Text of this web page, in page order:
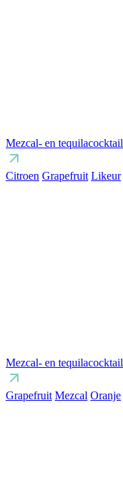
Mezcal- en
Citroen Grapefruit Likeur
Mezcal- en
Grapefruit Mezcal Oranje